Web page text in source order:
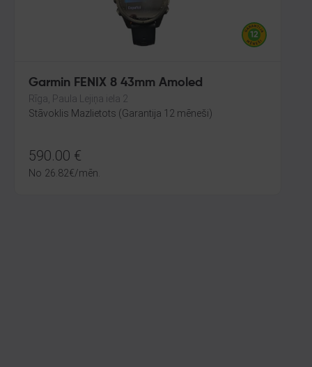
Garmin FENIX 8 43mm Amoled
Rīga, Paula Lejiņa iela 2
Stāvoklis Mazlietots (Garantija 12 mēneši)
590.00 €
No 26.82€/mēn.